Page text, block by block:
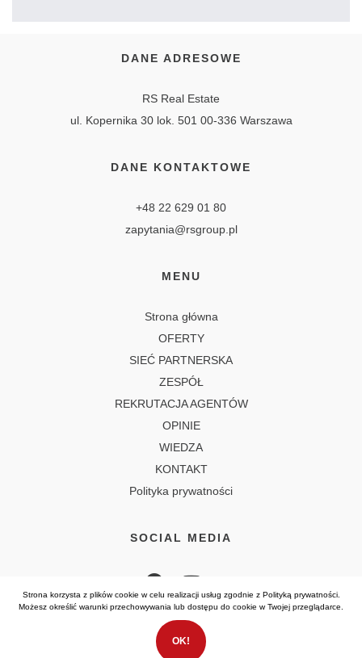
DANE ADRESOWE
RS Real Estate
ul. Kopernika 30 lok. 501 00-336 Warszawa
DANE KONTAKTOWE
+48 22 629 01 80
zapytania@rsgroup.pl
MENU
Strona główna
OFERTY
SIEĆ PARTNERSKA
ZESPÓŁ
REKRUTACJA AGENTÓW
OPINIE
WIEDZA
KONTAKT
Polityka prywatności
SOCIAL MEDIA
Strona korzysta z plików cookie w celu realizacji usług zgodnie z Polityką prywatności.
Możesz określić warunki przechowywania lub dostępu do cookie w Twojej przeglądarce.
OK!